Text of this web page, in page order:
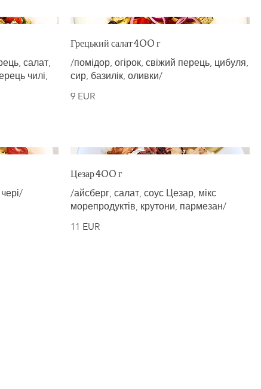
салат,
чилі,
Грецький салат 400 г
/помідор, огірок, свіжий перець, цибуля,
сир, базилік, оливки/
9 EUR
Цезар 400 г
/айсберг, салат, соус Цезар, мікс
морепродуктів, крутони, пармезан/
11 EUR